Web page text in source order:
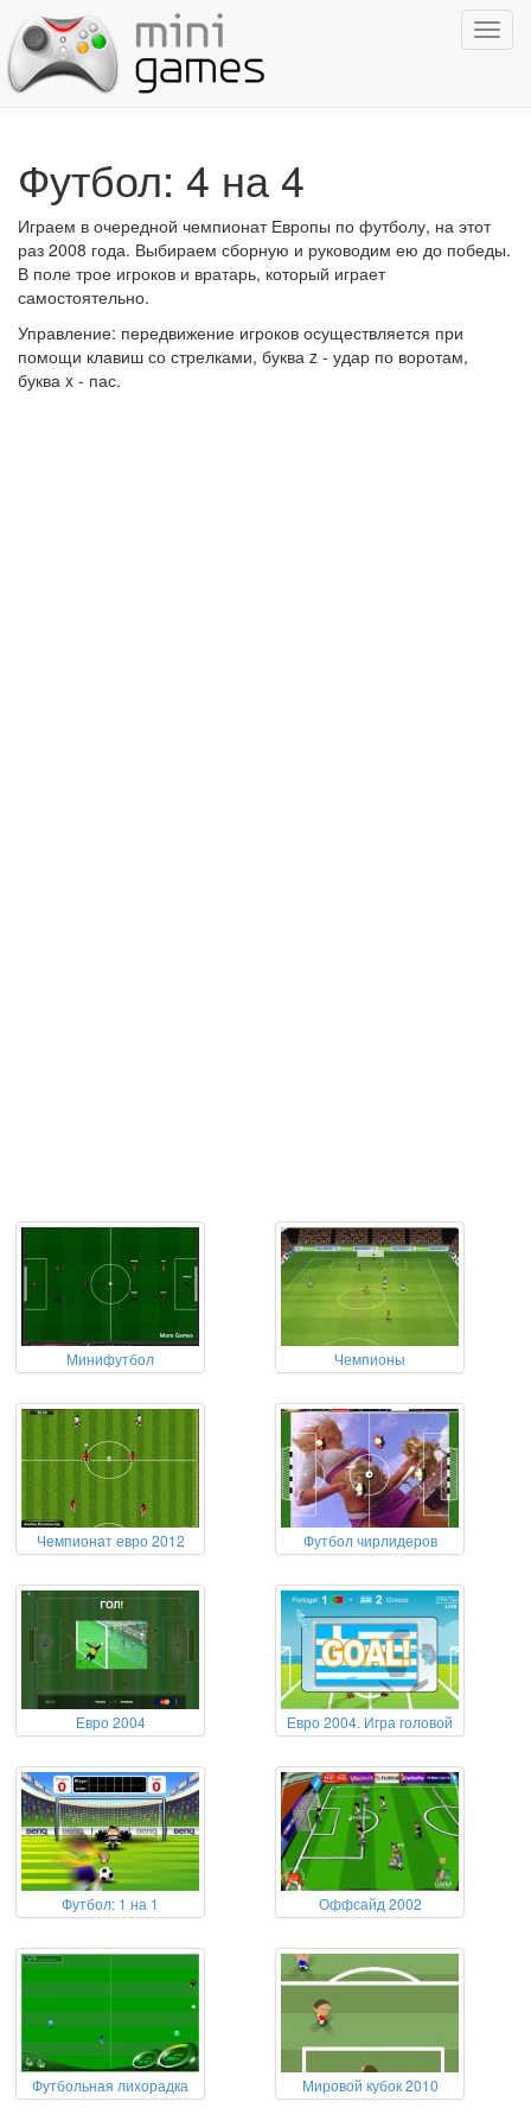
Футбол: 4 на 4
Играем в очередной чемпионат Европы по футболу, на этот
раз 2008 года. Выбираем сборную и руководим ею до победы.
В поле трое игроков и вратарь, который играет
самостоятельно.
Управление: передвижение игроков осуществляется при
помощи клавиш со стрелками, буква z - удар по воротам,
буква x - пас.
Минифутбол Чемпионы
Чемпионат евро 2012 Футбол чирлидеров
Евро 2004 Евро 2004. Игра головой
Футбол: 1 на 1 Оффсайд 2002
Футбольная лихорадка Мировой кубок 2010